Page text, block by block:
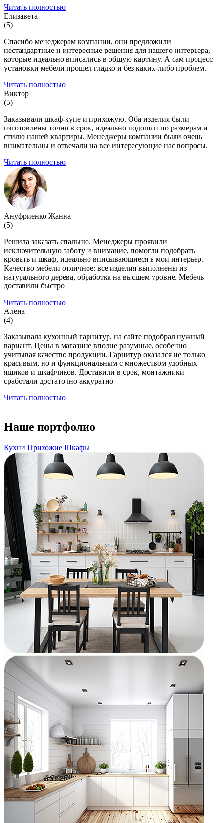
Читать полностью
Елизавета
(5)
Спасибо менеджерам компании, они предложили
нестандартные и интересные решения для нашего интерьера,
которые идеально вписались в общую картину. А сам процесс
установки мебели прошел гладко и без каких-либо проблем.
Читать полностью
Виктор
(5)
Заказывали шкаф-купе и прихожую. Оба изделия были
изготовлены точно в срок, идеально подошли по размерам и
стилю нашей квартиры. Менеджеры компании были очень
внимательны и отвечали на все интересующие нас вопросы.
Читать полностью
Ануфриенко Жанна
(5)
Решила заказать спальню. Менеджеры проявили
исключительную заботу и внимание, помогли подобрать
кровать и шкаф, идеально вписывающиеся в мой интерьер.
Качество мебели отличное: все изделия выполнены из
натурального дерева, обработка на высшем уровне. Мебель
доставили быстро
Читать полностью
Алена
(4)
Заказывала кухонный гарнитур, на сайте подобрал нужный
вариант. Цены в магазине вполне разумные, особенно
учитывая качество продукции. Гарнитур оказался не только
красивым, но и функциональным с множеством удобных
ящиков и шкафчиков. Доставили в срок, монтажники
сработали достаточно аккуратно
Читать полностью
Наше портфолио
Кухни Прихожие Шкафы